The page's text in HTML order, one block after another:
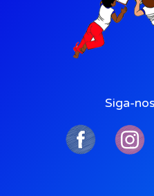
Siga-nos